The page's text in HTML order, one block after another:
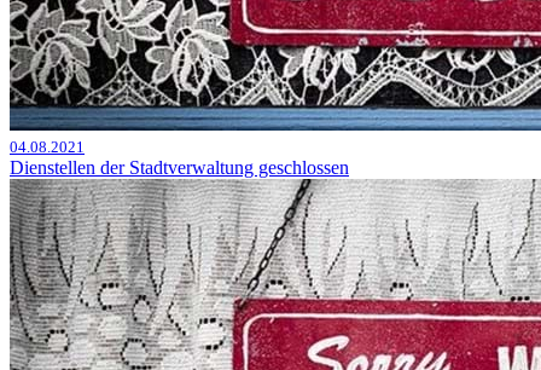
04.08.2021
Dienstellen der Stadtverwaltung geschlossen